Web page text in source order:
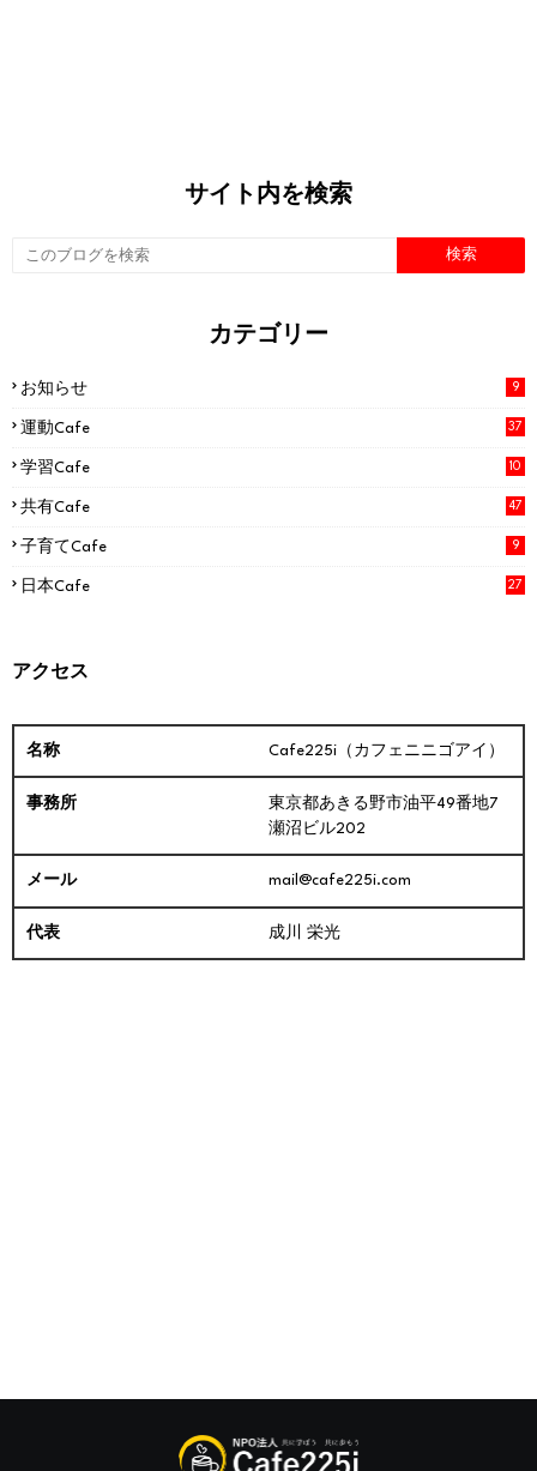
サイト内を検索
カテゴリー
お知らせ 9
運動Cafe 37
学習Cafe 10
共有Cafe 47
子育てCafe 9
日本Cafe 27
アクセス
Cafe225i（カフェニニゴアイ）
東京都あきる野市油平49番地7
瀬沼ビル202
mail@cafe225i.com
成川 栄光